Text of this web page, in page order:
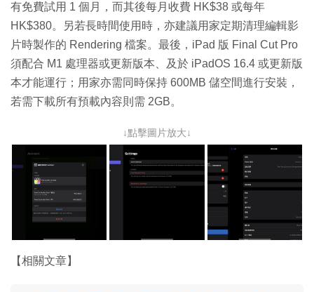
有免費試⽤ 1 個⽉，而其後每⽉收費 HK$38 或每年
HK$380。另若長時間使用時，亦建議用家定期清理編輯影
片時製作的 Rendering 檔案。最後，iPad 版 Final Cut Pro
須配合 M1 處理器或更新版本、及於 iPadOS 16.4 或更新版
本才能運行；用家亦需同時保持 600MB 儲空間進行安裝，
若需下載所有預載內容則需 2GB。
↓點擊圖片放大↓
【相關文章】